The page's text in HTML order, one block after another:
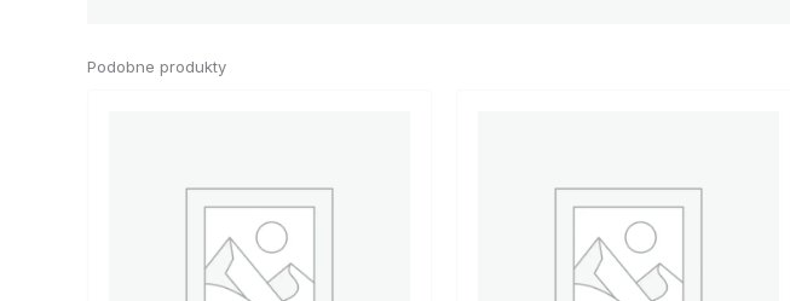
Podobne produkty